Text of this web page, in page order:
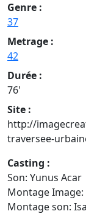
Genre :
37
Metrage :
42
Durée :
76'
Site :
http://
traversee-
Casting :
Son: Yunus Acar
Montage
Montage son: